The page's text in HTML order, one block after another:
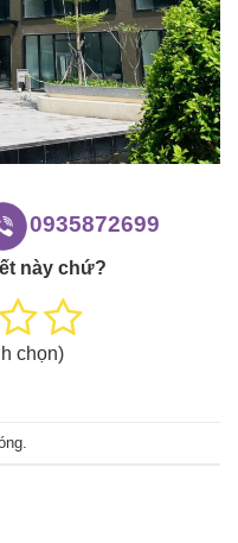
0935872699
này chứ?
chọn)